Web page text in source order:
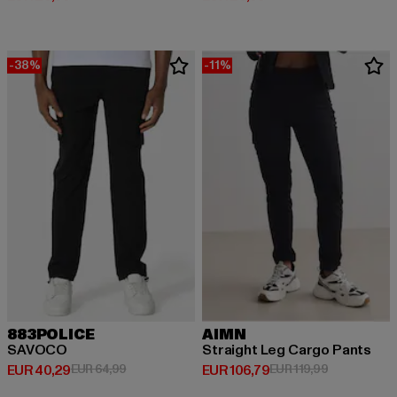
-38%
883POLICE
SAVOCO
EUR 40,29
Derzeitiger Preis: EUR 40,29
EUR 64,99Aktionspreis: EUR 64,99
-11%
AIMN
Straight Leg Cargo Pants
EUR 106,79
Derzeitiger Preis: EUR 106,79
EUR 119,99